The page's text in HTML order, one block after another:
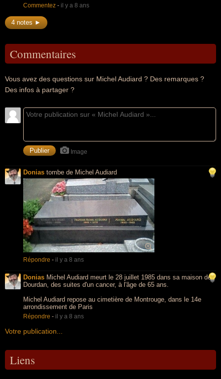
Commentez - il y a 8 ans
4 notes ►
Commentaires
Vous avez des questions sur Michel Audiard ? Des remarques ?
Des infos à partager ?
Image
Donias tombe de Michel Audiard
Répondre - il y a 8 ans
Donias Michel Audiard meurt le 28 juillet 1985 dans sa maison de
Dourdan, des suites d'un cancer, à l'âge de 65 ans.
Michel Audiard repose au cimetière de Montrouge, dans le 14e
arrondissement de Paris
Répondre - il y a 8 ans
Votre publication...
Liens